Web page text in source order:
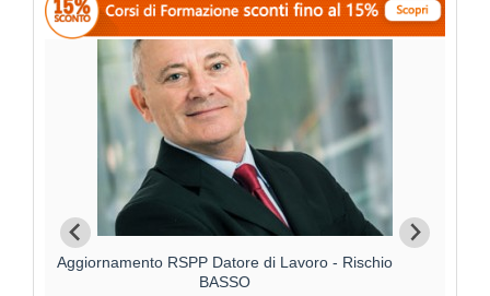
Aggiornamento RSPP Datore di Lavoro - Rischio
BASSO